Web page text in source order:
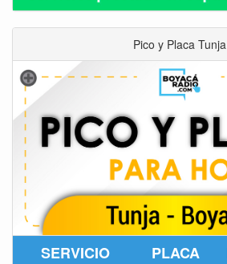
Pico y Placa Tunja
SERVICIO PLACA